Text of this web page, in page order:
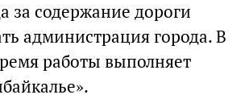
за содержание дороги
администрация города. В
работы выполняет